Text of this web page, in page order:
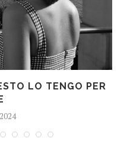
LO TENGO PER